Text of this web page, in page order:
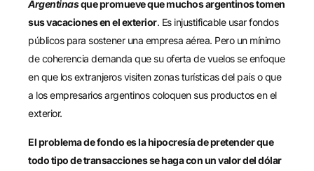
Argentinasque promueve que muchos argentinos tomen
sus vacaciones en el exterior. Es injustificable usar fondos
públicos para sostener una empresa aérea. Pero un mínimo
de coherencia demanda que su oferta de vuelos se enfoque
en que los extranjeros visiten zonas turísticas del país o que
a los empresarios argentinos coloquen sus productos en el
exterior.
El problema de fondo es la hipocresía de pretender que
todo tipo de transacciones se haga con un valor del dólar